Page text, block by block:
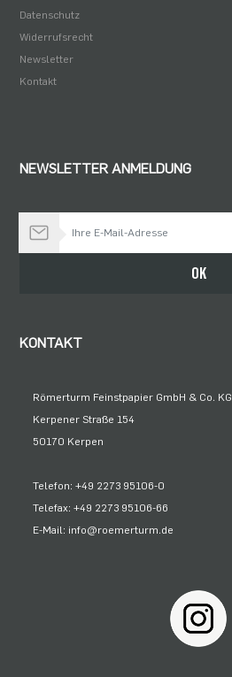
Datenschutz
Widerrufsrecht
Newsletter
Kontakt
NEWSLETTER ANMELDUNG
OK
KONTAKT
Römerturm Feinstpapier GmbH & Co. KG
Kerpener Straße 154
50170 Kerpen
Telefon: +49 2273 95106-0
Telefax: +49 2273 95106-66
E-Mail: info@roemerturm.de